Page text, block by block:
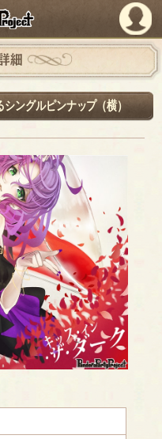
PandoraPartyProject
細
シングルピンナップ（横）